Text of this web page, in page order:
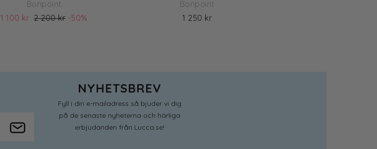
Bonpoint
1 100 kr2 200 kr-50%
Bonpoint
1 250 kr
NYHETSBREV
Fyll i din e-mailadress så bjuder vi dig
på de senaste nyheterna och härliga
erbjudanden från Lucca.se!